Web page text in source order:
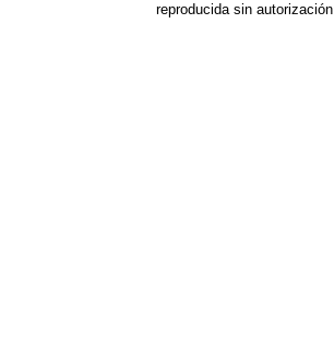
reproducida sin autorización